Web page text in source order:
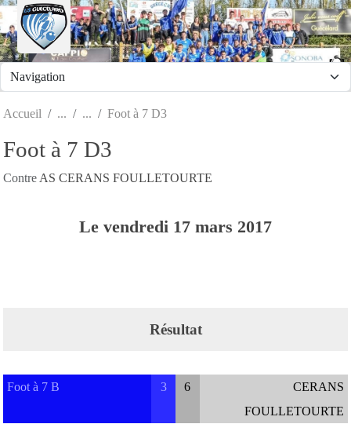
Accueil Foot à 7 D3
Foot à 7 D3
Contre AS CERANS FOULLETOURTE
Le vendredi 17 mars 2017
Résultat
Foot à 7 B 3 6
CERANS
FOULLETOURTE
Panneau de gestion des cookies